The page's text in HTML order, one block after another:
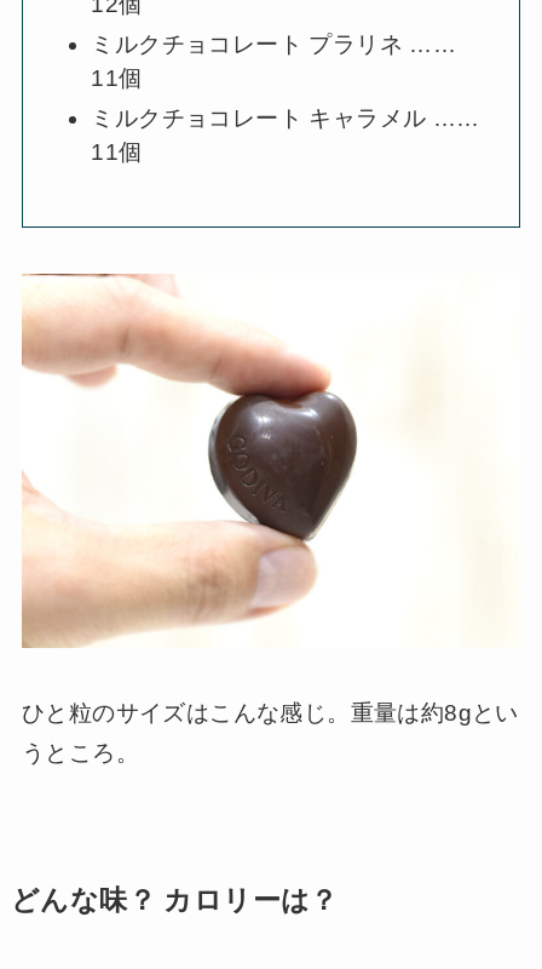
ミルクチョコレート プラリネ ……
11個
ミルクチョコレート キャラメル ……
11個
ひと粒のサイズはこんな感じ。重量は約8gとい
うところ。
どんな味？ カロリーは？